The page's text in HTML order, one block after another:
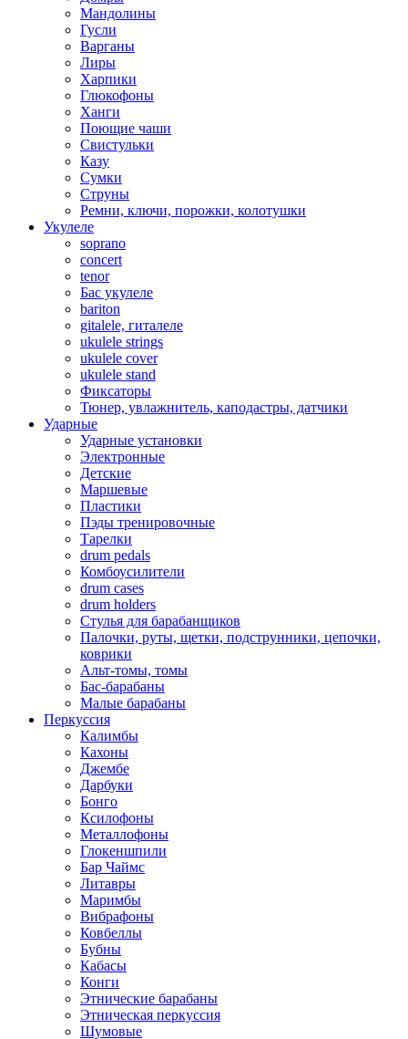
Мандолины
Гусли
Варганы
Лиры
Харпики
Глюкофоны
Ханги
Поющие чаши
Свистульки
Казу
Сумки
Струны
Ремни, ключи, порожки, колотушки
Укулеле
soprano
concert
tenor
Бас укулеле
bariton
gitalele, гиталеле
ukulele strings
ukulele cover
ukulele stand
Фиксаторы
Тюнер, увлажнитель, каподастры, датчики
Ударные
Ударные установки
Электронные
Детские
Маршевые
Пластики
Пэды тренировочные
Тарелки
drum pedals
Комбоусилители
drum cases
drum holders
Стулья для барабанщиков
Палочки, руты, щетки, подструнники, цепочки,
коврики
Альт-томы, томы
Бас-барабаны
Малые барабаны
Перкуссия
Калимбы
Кахоны
Джембе
Дарбуки
Бонго
Ксилофоны
Металлофоны
Глокеншпили
Бар Чаймс
Литавры
Маримбы
Вибрафоны
Ковбеллы
Бубны
Кабасы
Конги
Этнические барабаны
Этническая перкуссия
Шумовые